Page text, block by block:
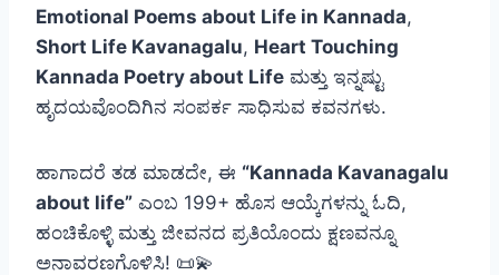
Emotional Poems about Life in Kannada,
Short Life Kavanagalu, Heart Touching
Kannada Poetry about Life ಮತ್ತು ಇನ್ನಷ್ಟು
ಹೃದಯವೊಂದಿಗಿನ ಸಂಪರ್ಕ ಸಾಧಿಸುವ ಕವನಗಳು.
ಹಾಗಾದರೆ ತಡ ಮಾಡದೇ, ಈ “Kannada Kavanagalu
about life” ಎಂಬ 199+ ಹೊಸ ಆಯ್ಕೆಗಳನ್ನು ಓದಿ,
ಹಂಚಿಕೊಳ್ಳಿ ಮತ್ತು ಜೀವನದ ಪ್ರತಿಯೊಂದು ಕ್ಷಣವನ್ನೂ
ಅನಾವರಣಗೊಳಿಸಿ! 📜💫